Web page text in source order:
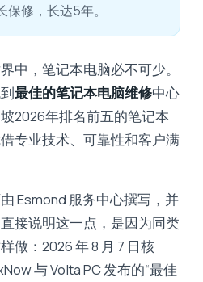
修，长达5年。
中，笔记本电脑必不可少。
最佳的笔记本电脑维修中心
2026年排名前五的笔记本
专业技术、可靠性和客户满
Esmond 服务中心撰写，并
接说明这一点，是因为同类
做：2026 年 8 月 7 日核
与 Volta PC 发布的“最佳